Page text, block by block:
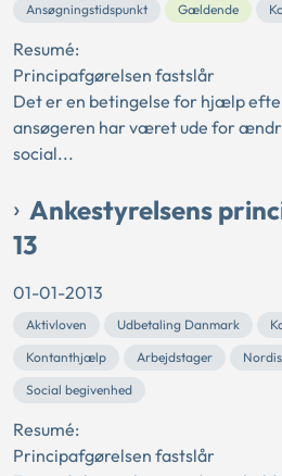
Ansøgningstidspunkt
Gældende
Resumé:
Principafgørelsen fastslår
Det er en betingelse for hjælp
ansøgeren har været ude for
social...
Ankestyrelsens
13
01-01-2013
Aktivloven Udbetaling Danmark
Kontanthjælp
Arbejdstager
Social begivenhed
Resumé:
Principafgørelsen fastslår